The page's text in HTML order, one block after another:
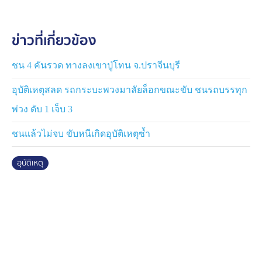
สอบถามคนขับรถตู้เปิดเผยว่า ตนขับรถรับผู้โดยสารมาจาก
เหลือผู้โดยสาร 2 ราย อยู่ระหว่างนำส่งผู้โดยสารไปยังปลาย
ทางที่จังหวัดนครพนม มาถึงจุดเกิดเหตุได้เป็นที่ราบสูง ตนจึง
พยายามเร่งเครื่องเพื่อข้ามช่องเขาขาด แต่จู่ๆได้พุ่งไปชน
ท้ายรถสิบล้อบรรทุกพ่วงที่ช่องทางด้านขวาอย่างแรง
เนื่องจากตนเองมองไม่เห็นไฟท้ายรถบรรทุกอ้อย
เบื้องต้นพนักงานสอบสวน สภ.โพธิ์ชัย สอบสวนพยาน
แวดล้อม หลังจากนี้จะได้เรียกคนขับรถทั้งสองฝ่าย มาสอบ
ข่าวที่เกี่ยวข้อง
ชน 4 คันรวด ทางลงเขาปู่โทน จ.ปราจีนบุรี
อุบัติเหตุสลด รถกระบะพวงมาลัยล็อกขณะขับ ชนรถบรรทุก
พ่วง ดับ 1 เจ็บ 3
ชนแล้วไม่จบ ขับหนีเกิดอุบัติเหตุซ้ำ
อุบัติเหตุ